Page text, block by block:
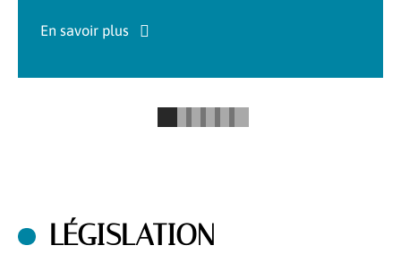
En savoir plus
LÉGISLATION